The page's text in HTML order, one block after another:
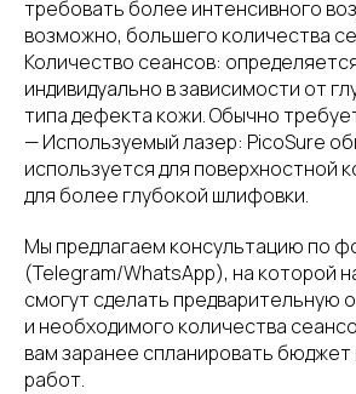
требовать более интенсивного
возможно, большего количества
Количество сеансов:
индивидуально в зависимости от
типа дефекта кожи. Обычно
— Используемый лазер: PicoSure
используется для поверхностной
для более глубокой шлифовки.
Мы предлагаем консультацию по
(Telegram/WhatsApp), на которой
смогут сделать предварительную
и необходимого количества
вам заранее спланировать
работ.